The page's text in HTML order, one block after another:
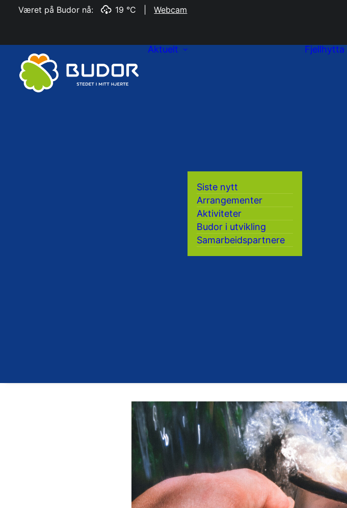
Været på Budor nå: 19 °C |Webcam
Aktuelt
Siste nytt
Arrangementer
Aktiviteter
Budor i utvikling
Samarbeidspartnere
Fjellhytta